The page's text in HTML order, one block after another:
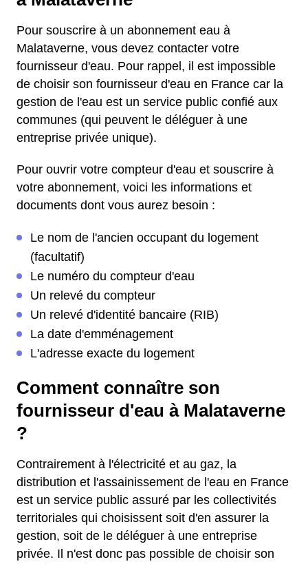
Pour souscrire à un abonnement eau à
Malataverne, vous devez contacter votre
fournisseur d'eau. Pour rappel, il est impossible
de choisir son fournisseur d'eau en France car la
gestion de l'eau est un service public confié aux
communes (qui peuvent le déléguer à une
entreprise privée unique).
Pour ouvrir votre compteur d'eau et souscrire à
votre abonnement, voici les informations et
documents dont vous aurez besoin :
Le nom de l'ancien occupant du logement
(facultatif)
Le numéro du compteur d'eau
Un relevé du compteur
Un relevé d'identité bancaire (RIB)
La date d'emménagement
L'adresse exacte du logement
Comment connaître son
fournisseur d'eau à Malataverne
?
Contrairement à l'électricité et au gaz, la
distribution et l'assainissement de l'eau en France
est un service public assuré par les collectivités
territoriales qui choisissent soit d'en assurer la
gestion, soit de le déléguer à une entreprise
privée. Il n'est donc pas possible de choisir son